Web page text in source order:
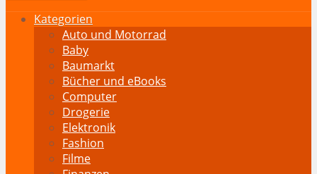
Kategorien
Auto und Motorrad
Baby
Baumarkt
Bücher und eBooks
Computer
Drogerie
Elektronik
Fashion
Filme